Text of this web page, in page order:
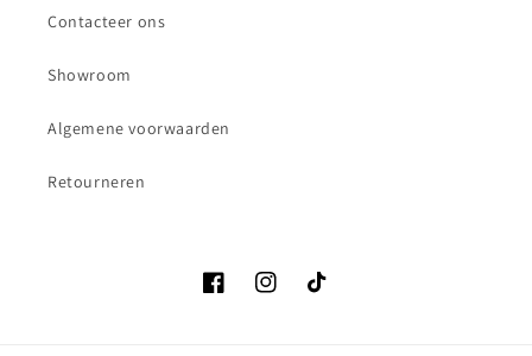
Contacteer ons
Showroom
Algemene voorwaarden
Retourneren
FacebookInstagramTikTok